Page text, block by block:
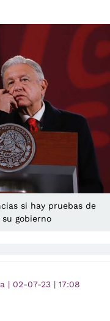
si hay pruebas de
gobierno
| 02-07-23 |17:08